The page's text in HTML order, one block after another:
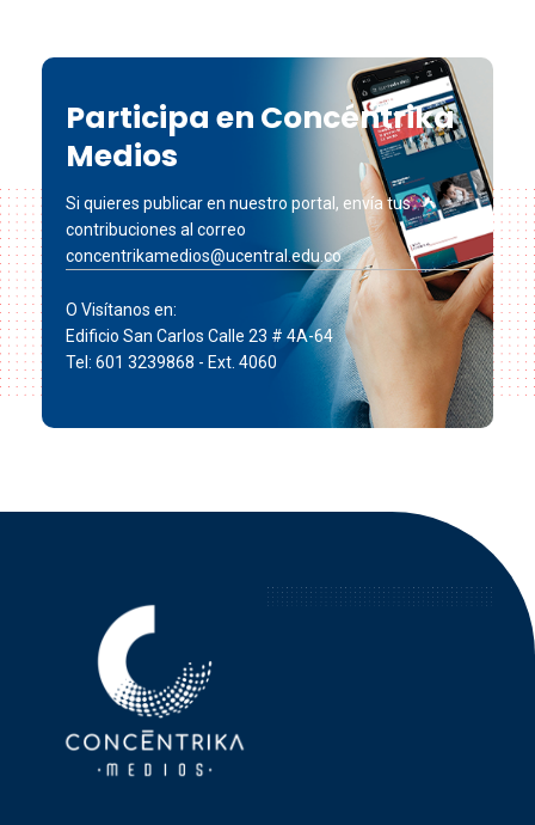
Participa en Concéntrika
Medios
Si quieres publicar en nuestro portal, envía tus
contribuciones al correo
concentrikamedios@ucentral.edu.co
O Visítanos en:
Edificio San Carlos Calle 23 # 4A-64
Tel: 601 3239868 - Ext. 4060